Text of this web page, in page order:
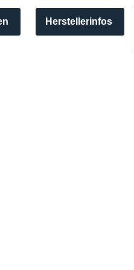
Herstellerinfos